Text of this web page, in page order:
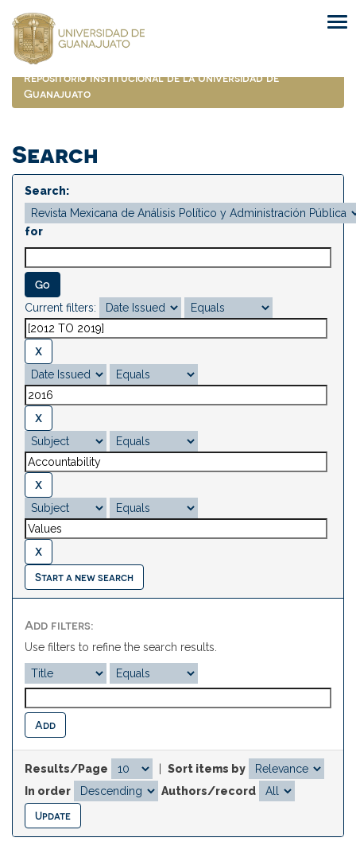
navigation
Repositorio Institucional de la Universidad de
Guanajuato
Search
Search:
for
Current filters:
Start a new search
Add filters:
Use filters to refine the search results.
Results/Page
Sort items by
In order
Authors/record